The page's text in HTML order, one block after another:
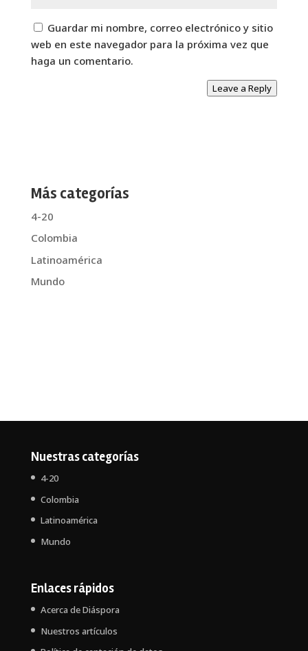
Guardar mi nombre, correo electrónico y sitio
web en este navegador para la próxima vez que
haga un comentario.
Leave a Reply
Más categorías
4-20
Colombia
Latinoamérica
Mundo
Nuestras categorías
4-20
Colombia
Latinoamérica
Mundo
Enlaces rápidos
Acerca de Diáspora
Nuestros artículos